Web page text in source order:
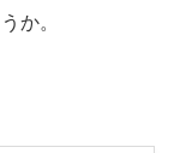
か。